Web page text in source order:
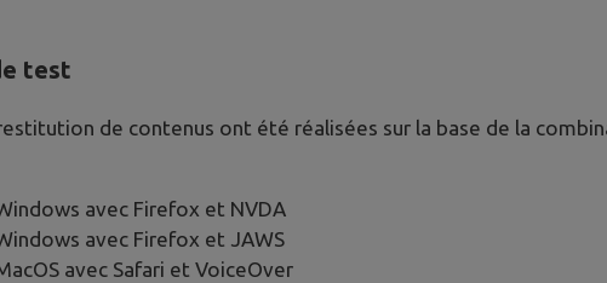
test
de contenus ont été réalisées sur la base de la
avec Firefox et NVDA
avec Firefox et JAWS
avec Safari et VoiceOver